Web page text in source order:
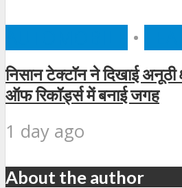
•
निसान टेक्टॉन ने दिखाई अनूठी
ऑफ रिकॉर्ड्स में बनाई जगह
1 day ago
About the author